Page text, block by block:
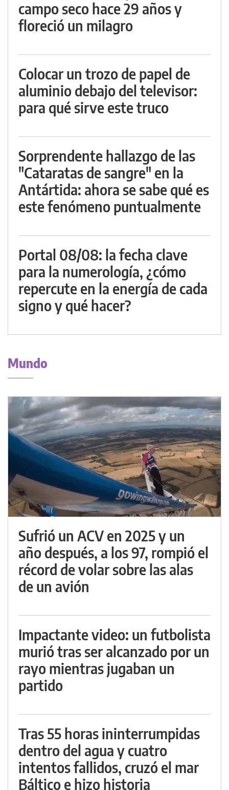
campo seco hace 29 años y
floreció un milagro
Colocar un trozo de papel de
aluminio debajo del televisor:
para qué sirve este truco
Sorprendente hallazgo de las
"Cataratas de sangre" en la
Antártida: ahora se sabe qué es
este fenómeno puntualmente
Portal 08/08: la fecha clave
para la numerología, ¿cómo
repercute en la energía de cada
signo y qué hacer?
Mundo
Sufrió un ACV en 2025 y un
año después, a los 97, rompió el
récord de volar sobre las alas
de un avión
Impactante video: un futbolista
murió tras ser alcanzado por un
rayo mientras jugaban un
partido
Tras 55 horas ininterrumpidas
dentro del agua y cuatro
intentos fallidos, cruzó el mar
Báltico e hizo historia